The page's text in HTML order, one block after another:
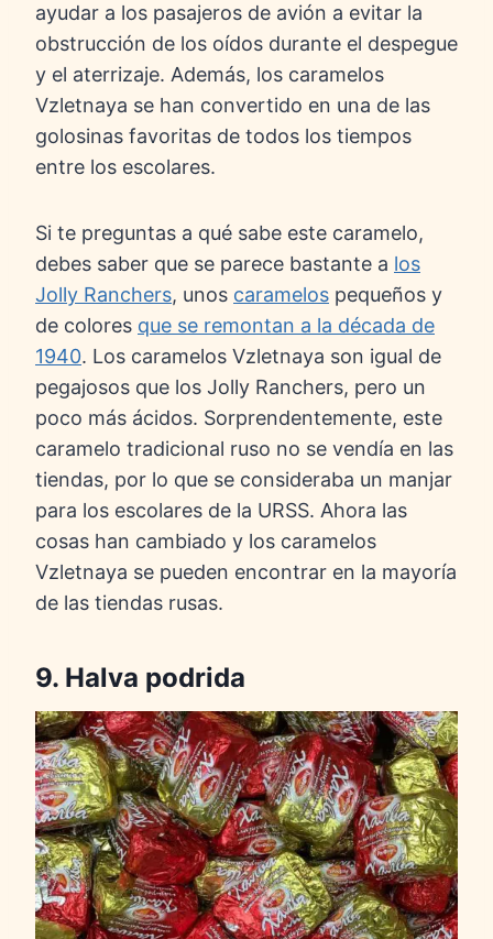
ayudar a los pasajeros de avión a evitar la
obstrucción de los oídos durante el despegue
y el aterrizaje. Además, los caramelos
Vzletnaya se han convertido en una de las
golosinas favoritas de todos los tiempos
entre los escolares.
Si te preguntas a qué sabe este caramelo,
debes saber que se parece bastante a los
Jolly Ranchers, unos caramelos pequeños y
de colores que se remontan a la década de
1940. Los caramelos Vzletnaya son igual de
pegajosos que los Jolly Ranchers, pero un
poco más ácidos. Sorprendentemente, este
caramelo tradicional ruso no se vendía en las
tiendas, por lo que se consideraba un manjar
para los escolares de la URSS. Ahora las
cosas han cambiado y los caramelos
Vzletnaya se pueden encontrar en la mayoría
de las tiendas rusas.
9. Halva podrida